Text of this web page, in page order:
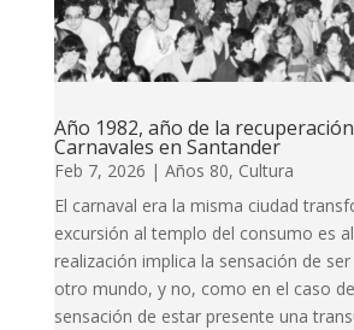
Año 1982, año de la
Carnavales en Santander
Feb 7, 2026 | Años 80, Cultura
El carnaval era la misma ciudad
excursión al templo del consumo es
realización implica la sensación de
otro mundo, y no, como en el caso
sensación de estar presente una